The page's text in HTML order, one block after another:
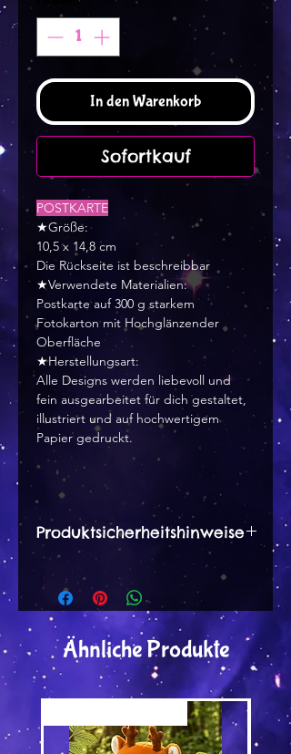
In den Warenkorb
Sofortkauf
POSTKARTE
★Größe:
10,5 x 14,8 cm
Die Rückseite ist beschreibbar
★Verwendete Materialien:
Postkarte auf 300 g starkem
Fotokarton mit Hochglänzender
Oberfläche
★Herstellungsart:
Alle Designs werden liebevoll und
fein ausgearbeitet für dich gestaltet,
illustriert und auf hochwertigem
Papier gedruckt.
Produktsicherheitshinweise
Dana Peter
Wernsbachstr. 12 a
57250 Netphen
tinytami [at] web.de
Besteht aus Karton, daher leicht
Ähnliche Produkte